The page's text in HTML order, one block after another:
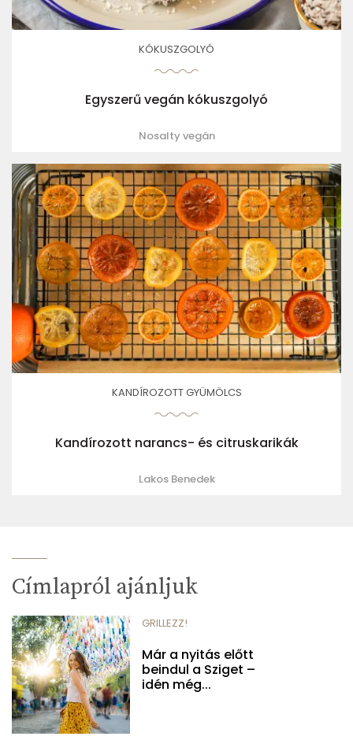
KÓKUSZGOLYÓ
Egyszerű vegán kókuszgolyó
Nosalty vegán
KANDÍROZOTT GYÜMÖLCS
Kandírozott narancs- és citruskarikák
Lakos Benedek
Címlapról ajánljuk
GRILLEZZ!
Már a nyitás előtt
beindul a Sziget –
idén még...